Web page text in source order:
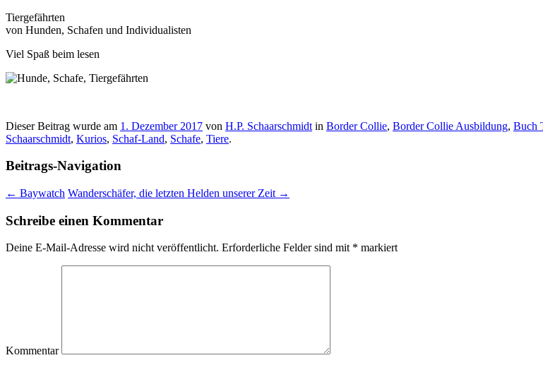
Tiergefährten
von Hunden, Schafen und Individualisten
Viel Spaß beim lesen
Dieser Beitrag wurde am 1. Dezember 2017 von H.P. Schaarschmidt in Border Collie, Border Collie Ausbildung, Buch
Schaarschmidt, Kurios, Schaf-Land, Schafe, Tiere.
Beitrags-Navigation
← Baywatch Wanderschäfer, die letzten Helden unserer Zeit →
Schreibe einen Kommentar
Deine E-Mail-Adresse wird nicht veröffentlicht. Erforderliche Felder sind mit * markiert
Kommentar